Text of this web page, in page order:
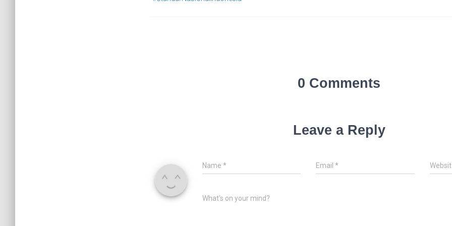
0 Comments
Leave a Reply
Name * Email*
What's on your mind?